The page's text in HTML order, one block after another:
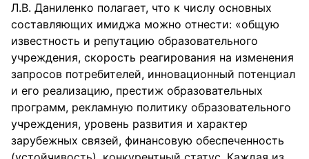
Л.В. Даниленко полагает, что к числу основных
составляющих имиджа можно отнести: «общую
известность и репутацию образовательного
учреждения, скорость реагирования на изменения
запросов потребителей, инновационный потенциал
и его реализацию, престиж образовательных
программ, рекламную политику образовательного
учреждения, уровень развития и характер
зарубежных связей, финансовую обеспеченность